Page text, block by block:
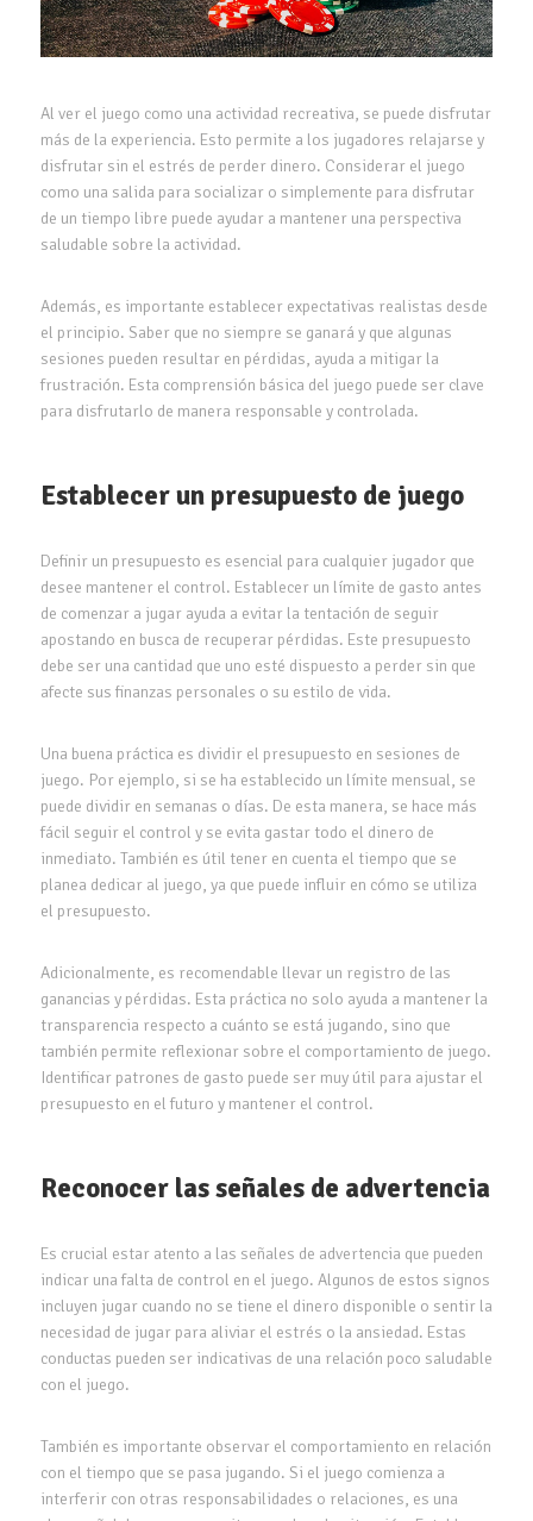
Al ver el juego como una actividad recreativa, se puede disfrutar
más de la experiencia. Esto permite a los jugadores relajarse y
disfrutar sin el estrés de perder dinero. Considerar el juego
como una salida para socializar o simplemente para disfrutar
de un tiempo libre puede ayudar a mantener una perspectiva
saludable sobre la actividad.
Además, es importante establecer expectativas realistas desde
el principio. Saber que no siempre se ganará y que algunas
sesiones pueden resultar en pérdidas, ayuda a mitigar la
frustración. Esta comprensión básica del juego puede ser clave
para disfrutarlo de manera responsable y controlada.
Establecer un presupuesto de juego
Definir un presupuesto es esencial para cualquier jugador que
desee mantener el control. Establecer un límite de gasto antes
de comenzar a jugar ayuda a evitar la tentación de seguir
apostando en busca de recuperar pérdidas. Este presupuesto
debe ser una cantidad que uno esté dispuesto a perder sin que
afecte sus finanzas personales o su estilo de vida.
Una buena práctica es dividir el presupuesto en sesiones de
juego. Por ejemplo, si se ha establecido un límite mensual, se
puede dividir en semanas o días. De esta manera, se hace más
fácil seguir el control y se evita gastar todo el dinero de
inmediato. También es útil tener en cuenta el tiempo que se
planea dedicar al juego, ya que puede influir en cómo se utiliza
el presupuesto.
Adicionalmente, es recomendable llevar un registro de las
ganancias y pérdidas. Esta práctica no solo ayuda a mantener la
transparencia respecto a cuánto se está jugando, sino que
también permite reflexionar sobre el comportamiento de juego.
Identificar patrones de gasto puede ser muy útil para ajustar el
presupuesto en el futuro y mantener el control.
Reconocer las señales de advertencia
Es crucial estar atento a las señales de advertencia que pueden
indicar una falta de control en el juego. Algunos de estos signos
incluyen jugar cuando no se tiene el dinero disponible o sentir la
necesidad de jugar para aliviar el estrés o la ansiedad. Estas
conductas pueden ser indicativas de una relación poco saludable
con el juego.
También es importante observar el comportamiento en relación
con el tiempo que se pasa jugando. Si el juego comienza a
interferir con otras responsabilidades o relaciones, es una